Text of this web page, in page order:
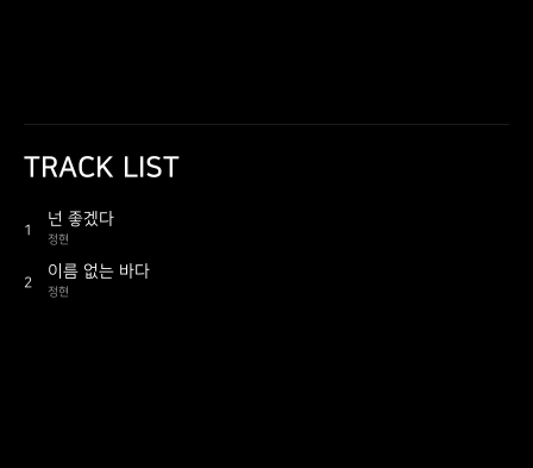
TRACK LIST
1
넌 좋겠다
정현
2
이름 없는 바다
정현